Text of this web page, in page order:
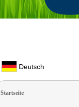
Deutsch
Startseite